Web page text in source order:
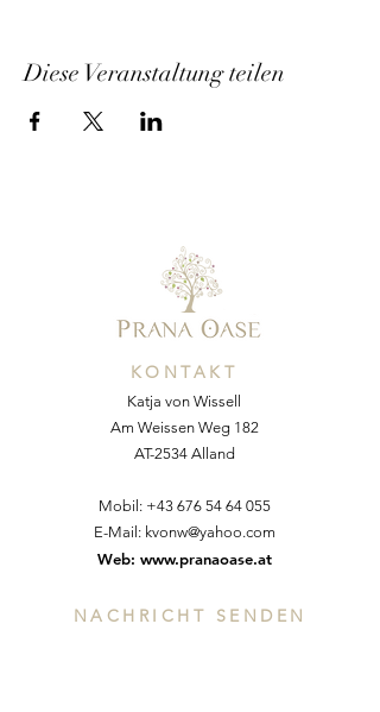
Diese Veranstaltung teilen
KONTAKT
Katja von Wissell
Am Weissen Weg 182
AT-2534 Alland
Mobil: +43 676 54 64 055
E-Mail: kvonw@yahoo.com
Web: www.pranaoase.at
NACHRICHT SENDEN